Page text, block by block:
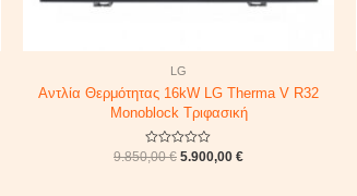
LG
Αντλία Θερμότητας 16kW LG Therma V R32
Monoblock Τριφασική
Rated
0
9.850,00€ 5.900,00 €